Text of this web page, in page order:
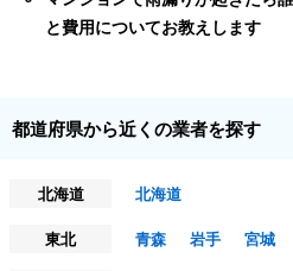
と費用についてお教えします
都道府県から近くの業者を探す
北海道
北海道
東北
青森 岩手 宮城